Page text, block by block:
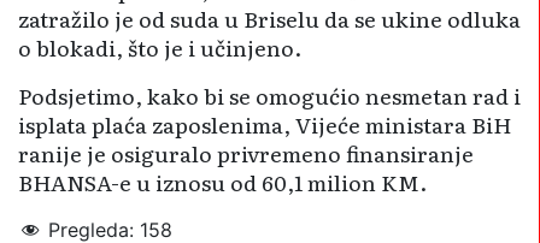
zatražilo je od suda u Briselu da se ukine odluka
o blokadi, što je i učinjeno.
Podsjetimo, kako bi se omogućio nesmetan rad i
isplata plaća zaposlenima, Vijeće ministara BiH
ranije je osiguralo privremeno finansiranje
BHANSA-e u iznosu od 60,1 milion KM.
Pregleda: 158